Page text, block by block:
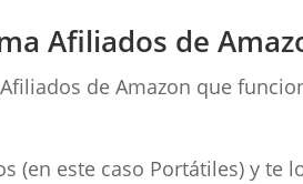
Afiliados de
de Amazon que
(en este caso Portátiles) y te